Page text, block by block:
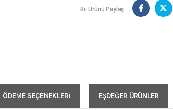
Bu Ürünü Paylaş
ÖDEME SEÇENEKLERI EŞDEĞER ÜRÜNLER